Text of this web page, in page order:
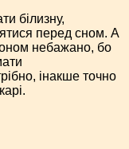
білизну,
перед сном. А
небажано, бо
інакше точно